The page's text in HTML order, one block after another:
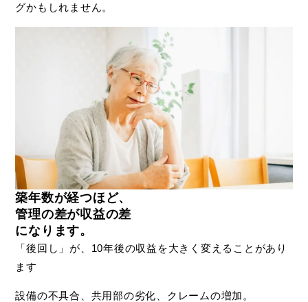
グかもしれません。
築年数が経つほど、
管理の差が収益の差
になります。
「後回し」が、10年後の収益を大きく変えることがあり
ます
設備の不具合、共用部の劣化、クレームの増加。